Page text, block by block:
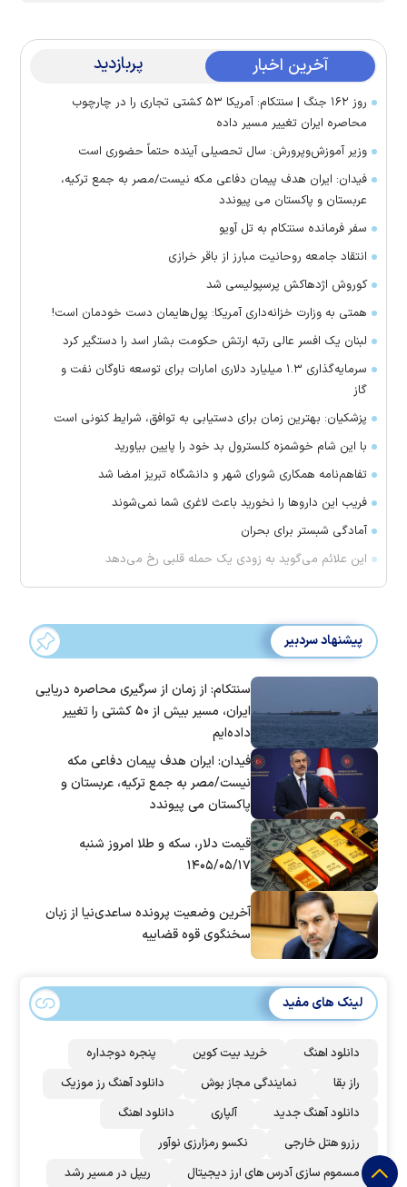
آخرین اخبار پربازدید
روز ۱۶۲ جنگ | سنتکام: آمریکا ۵۳ کشتی تجاری را در چارچوب
محاصره ایران تغییر مسیر داده
وزیر آموزش‌وپرورش: سال تحصیلی آینده حتماً حضوری است
فیدان: ایران هدف پیمان دفاعی مکه نیست/مصر به جمع ترکیه،
عربستان و پاکستان می پیوندد
سفر فرمانده سنتکام به تل آویو
انتقاد جامعه روحانیت مبارز از باقر خرازی
کوروش اژدهاکش پرسپولیسی شد
همتی به وزارت خزانه‌داری آمریکا: پول‌هایمان دست خودمان است!
لبنان یک افسر عالی رتبه ارتش حکومت بشار اسد را دستگیر کرد
سرمایه‌گذاری ۱.۳ میلیارد دلاری امارات برای توسعه ناوگان نفت و
گاز
پزشکیان: بهترین زمان برای دستیابی به توافق، شرایط کنونی است
با این شام خوشمزه کلسترول بد خود را پایین بیاورید
تفاهم‌نامه همکاری شورای شهر و دانشگاه تبریز امضا شد
فریب این دارو‌ها را نخورید باعث لاغری شما نمی‌شوند
آمادگی شبستر برای بحران
این علائم می‌گوید به زودی یک حمله قلبی رخ می‌دهد
پیشنهاد سردبیر
سنتکام: از زمان از سرگیری محاصره دریایی
ایران، مسیر بیش از ۵۰ کشتی را تغییر
داده‌ایم
فیدان: ایران هدف پیمان دفاعی مکه
نیست/مصر به جمع ترکیه، عربستان و
پاکستان می پیوندد
قیمت دلار، سکه و طلا امروز شنبه
۱۴۰۵/۰۵/۱۷
آخرین وضعیت پرونده ساعدی‌نیا از زبان
سخنگوی قوه قضاییه
لینک های مفید
دانلود اهنگ خرید بیت کوین
پنجره دوجداره
راز بقا
نمایندگی مجاز بوش
دانلود آهنگ رز‌ موزیک
دانلود آهنگ جدید
آلپاری
دانلود اهنگ
رزرو هتل خارجی
نکسو رمزارزی نوآور
مسموم سازی آدرس های ارز دیجیتال
ریپل در مسیر رشد